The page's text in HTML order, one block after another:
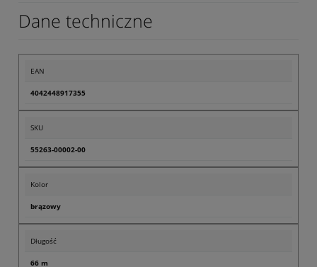
Dane techniczne
EAN
4042448917355
SKU
55263-00002-00
Kolor
brązowy
Długość
66 m